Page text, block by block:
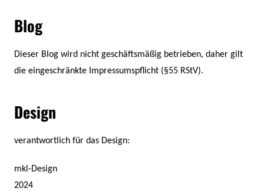
Blog
Dieser Blog wird nicht geschäftsmäßig betrieben, daher gilt
die eingeschränkte Impressumspflicht (§55 RStV).
Design
verantwortlich für das Design:
mkl-Design
2024